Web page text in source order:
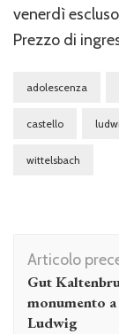
venerdì
Prezzo di
adolescenza
castello
wittelsbach
articolo
Articolo
Gut
monumento
Ludwig